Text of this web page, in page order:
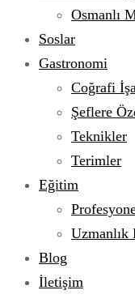
Osmanlı
Soslar
Gastronomi
Coğrafi
Şeflere
Teknikler
Terimler
Eğitim
Blog
İletişim